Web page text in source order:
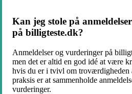
Kan jeg stole på
på billigteste.dk?
Anmeldelser og vurderinger på
men det er altid en god idé at være
hvis du er i tvivl om troværdigheden
praksis er at sammenholde
vurderinger.